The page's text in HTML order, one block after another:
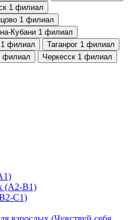
1 филиал
1 филиал
Кубани 1 филиал
1 филиал Таганрог 1 филиал
филиал Черкесск 1 филиал
(A2-B1)
C1)